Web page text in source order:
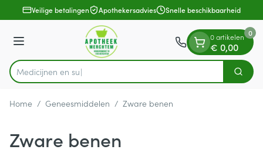
Ga naar de inhoud
1 van 1Veilige betalingen Apothekersadvies Snelle beschikbaarheid
Menu
Product, merk, categorie... Zoek
0 artikelen
€ 0,00
0
Home / Geneesmiddelen / Zware benen
Zware benen